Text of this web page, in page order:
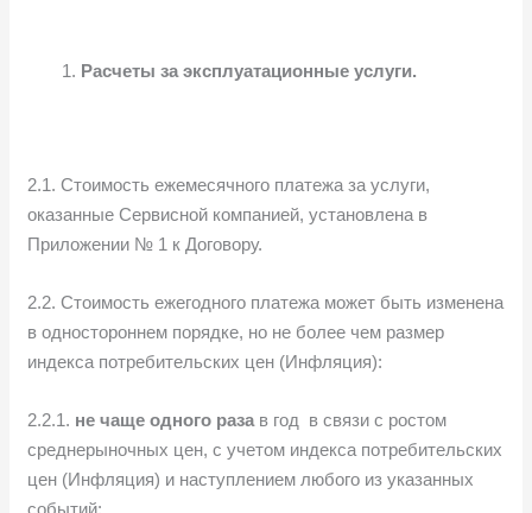
Расчеты за эксплуатационные услуги.
2.1. Стоимость ежемесячного платежа за услуги,
оказанные Сервисной компанией, установлена в
Приложении № 1 к Договору.
2.2. Стоимость ежегодного платежа может быть изменена
в одностороннем порядке, но не более чем размер
индекса потребительских цен (Инфляция):
2.2.1. не чаще одного раза в год в связи с ростом
среднерыночных цен, с учетом индекса потребительских
цен (Инфляция) и наступлением любого из указанных
событий: